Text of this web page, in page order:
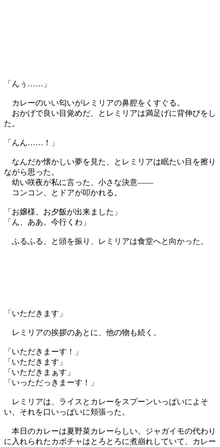
「んぅ……」
カレーのいい匂いがレミリアの鼻腔をくすぐる。
おかげで良い目覚めだ、とレミリアは満足げに背伸びをし
た。
「んん……！」
なんだか懐かしい夢を見た、とレミリアは眠たい目を擦り
ながら思った。
幼い咲夜が私に言った、小さな決意――
コンコン、とドアが叩かれる。
「お嬢様、お夕飯が出来ました」
「ん、ああ。今行くわ」
ふるふる、と頭を振り、レミリアは食堂へと向かった。
「いただきます」
レミリアの挨拶のあとに、他の物も続く。
「いただきまーす！」
「いただきます」
「いただきまぁす」
「いっただっきまーす！」
レミリアは、ライスとカレーをスプーンいっぱいによそ
い、それを口いっぱいに頬張った。
本日のカレーは夏野菜カレーらしい。ジャガイモの代わり
に入れられたカボチャはとろとろに煮崩れしていて、カレー